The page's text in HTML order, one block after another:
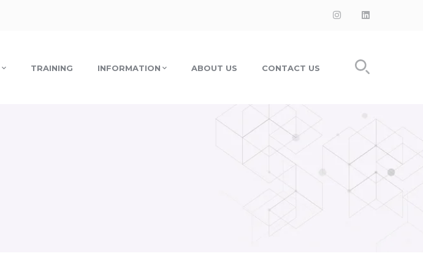
InstagramLinkedIn
TRAINING INFORMATION ABOUT US CONTACT US